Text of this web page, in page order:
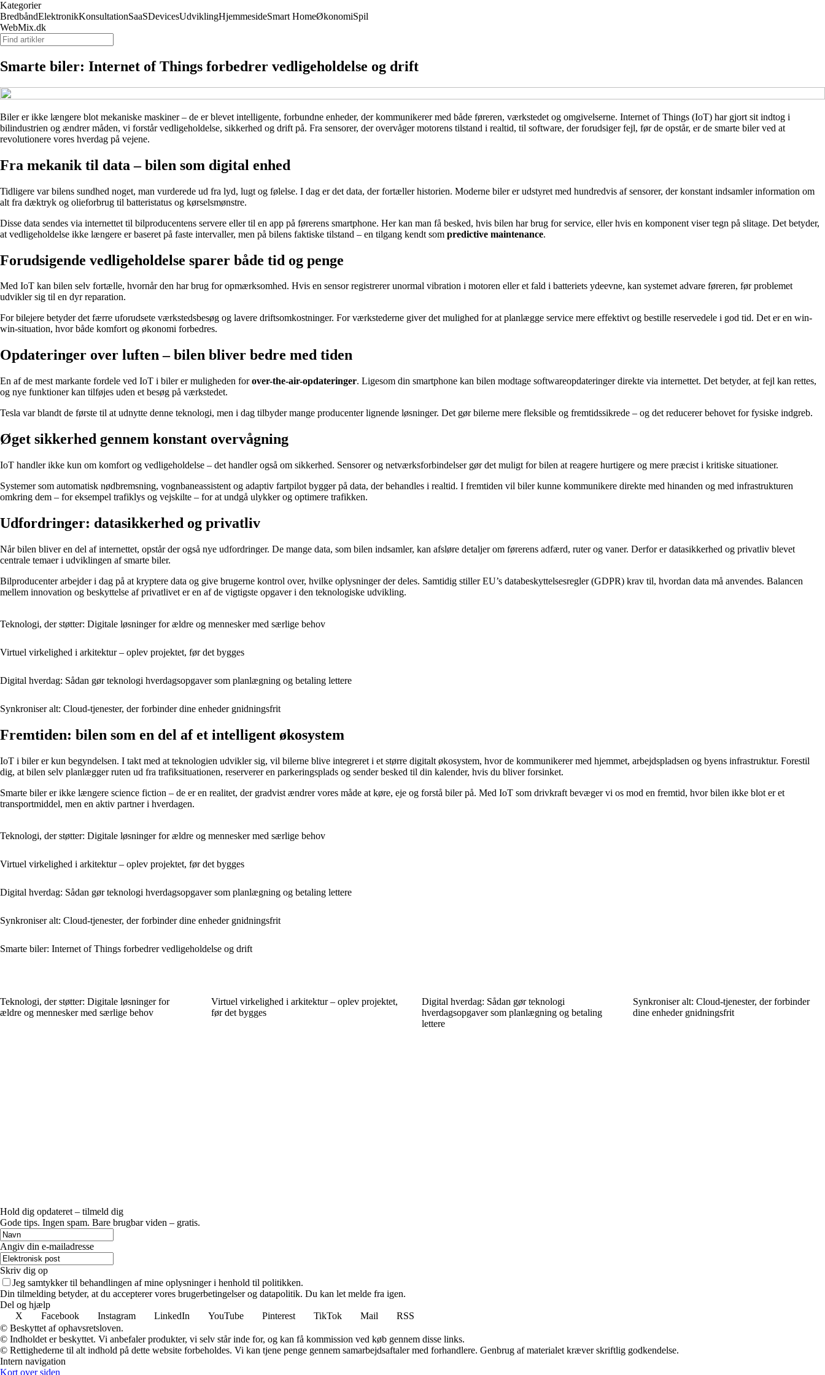
Kategorier
BredbåndElektronikKonsultationSaaSDevicesUdviklingHjemmesideSmart HomeØkonomiSpil
WebMix.dk
Smarte biler: Internet of Things forbedrer vedligeholdelse og drift
Biler er ikke længere blot mekaniske maskiner – de er blevet intelligente, forbundne enheder, der kommunikerer med både føreren, værkstedet og omgivelserne. Internet of Things (IoT) har gjort sit indtog i
bilindustrien og ændrer måden, vi forstår vedligeholdelse, sikkerhed og drift på. Fra sensorer, der overvåger motorens tilstand i realtid, til software, der forudsiger fejl, før de opstår, er de smarte biler ved at
revolutionere vores hverdag på vejene.
Fra mekanik til data – bilen som digital enhed
Tidligere var bilens sundhed noget, man vurderede ud fra lyd, lugt og følelse. I dag er det data, der fortæller historien. Moderne biler er udstyret med hundredvis af sensorer, der konstant indsamler information om
alt fra dæktryk og olieforbrug til batteristatus og kørselsmønstre.
Disse data sendes via internettet til bilproducentens servere eller til en app på førerens smartphone. Her kan man få besked, hvis bilen har brug for service, eller hvis en komponent viser tegn på slitage. Det betyder,
at vedligeholdelse ikke længere er baseret på faste intervaller, men på bilens faktiske tilstand – en tilgang kendt som predictive maintenance.
Forudsigende vedligeholdelse sparer både tid og penge
Med IoT kan bilen selv fortælle, hvornår den har brug for opmærksomhed. Hvis en sensor registrerer unormal vibration i motoren eller et fald i batteriets ydeevne, kan systemet advare føreren, før problemet
udvikler sig til en dyr reparation.
For bilejere betyder det færre uforudsete værkstedsbesøg og lavere driftsomkostninger. For værkstederne giver det mulighed for at planlægge service mere effektivt og bestille reservedele i god tid. Det er en win-
win-situation, hvor både komfort og økonomi forbedres.
Opdateringer over luften – bilen bliver bedre med tiden
En af de mest markante fordele ved IoT i biler er muligheden forover-the-air-opdateringer. Ligesom din smartphone kan bilen modtage softwareopdateringer direkte via internettet. Det betyder, at fejl kan rettes,
og nye funktioner kan tilføjes uden et besøg på værkstedet.
Tesla var blandt de første til at udnytte denne teknologi, men i dag tilbyder mange producenter lignende løsninger. Det gør bilerne mere fleksible og fremtidssikrede – og det reducerer behovet for fysiske indgreb.
Øget sikkerhed gennem konstant overvågning
IoT handler ikke kun om komfort og vedligeholdelse – det handler også om sikkerhed. Sensorer og netværksforbindelser gør det muligt for bilen at reagere hurtigere og mere præcist i kritiske situationer.
Systemer som automatisk nødbremsning, vognbaneassistent og adaptiv fartpilot bygger på data, der behandles i realtid. I fremtiden vil biler kunne kommunikere direkte med hinanden og med infrastrukturen
omkring dem – for eksempel trafiklys og vejskilte – for at undgå ulykker og optimere trafikken.
Udfordringer: datasikkerhed og privatliv
Når bilen bliver en del af internettet, opstår der også nye udfordringer. De mange data, som bilen indsamler, kan afsløre detaljer om førerens adfærd, ruter og vaner. Derfor er datasikkerhed og privatliv blevet
centrale temaer i udviklingen af smarte biler.
Bilproducenter arbejder i dag på at kryptere data og give brugerne kontrol over, hvilke oplysninger der deles. Samtidig stiller EU’s databeskyttelsesregler (GDPR) krav til, hvordan data må anvendes. Balancen
mellem innovation og beskyttelse af privatlivet er en af de vigtigste opgaver i den teknologiske udvikling.
Teknologi, der støtter: Digitale løsninger for ældre og mennesker med særlige behov
Virtuel virkelighed i arkitektur – oplev projektet, før det bygges
Digital hverdag: Sådan gør teknologi hverdagsopgaver som planlægning og betaling lettere
Synkroniser alt: Cloud-tjenester, der forbinder dine enheder gnidningsfrit
Fremtiden: bilen som en del af et intelligent økosystem
IoT i biler er kun begyndelsen. I takt med at teknologien udvikler sig, vil bilerne blive integreret i et større digitalt økosystem, hvor de kommunikerer med hjemmet, arbejdspladsen og byens infrastruktur. Forestil
dig, at bilen selv planlægger ruten ud fra trafiksituationen, reserverer en parkeringsplads og sender besked til din kalender, hvis du bliver forsinket.
Smarte biler er ikke længere science fiction – de er en realitet, der gradvist ændrer vores måde at køre, eje og forstå biler på. Med IoT som drivkraft bevæger vi os mod en fremtid, hvor bilen ikke blot er et
transportmiddel, men en aktiv partner i hverdagen.
Teknologi, der støtter: Digitale løsninger for ældre og mennesker med særlige behov
Virtuel virkelighed i arkitektur – oplev projektet, før det bygges
Digital hverdag: Sådan gør teknologi hverdagsopgaver som planlægning og betaling lettere
Synkroniser alt: Cloud-tjenester, der forbinder dine enheder gnidningsfrit
Smarte biler: Internet of Things forbedrer vedligeholdelse og drift
Teknologi, der støtter: Digitale løsninger for
ældre og mennesker med særlige behov
Virtuel virkelighed i arkitektur – oplev projektet,
før det bygges
Digital hverdag: Sådan gør teknologi
hverdagsopgaver som planlægning og betaling
lettere
Synkroniser alt: Cloud-tjenester, der forbinder
dine enheder gnidningsfrit
Hold dig opdateret – tilmeld dig
Gode tips. Ingen spam. Bare brugbar viden – gratis.
Angiv din e-mailadresse
Skriv dig op
Jeg samtykker til behandlingen af mine oplysninger i henhold til politikken.
Din tilmelding betyder, at du accepterer vores brugerbetingelser og datapolitik. Du kan let melde fra igen.
Del og hjælp
X
Facebook Instagram LinkedIn YouTube Pinterest TikTok Mail
RSS
© Beskyttet af ophavsretsloven.
© Indholdet er beskyttet. Vi anbefaler produkter, vi selv står inde for, og kan få kommission ved køb gennem disse links.
© Rettighederne til alt indhold på dette website forbeholdes. Vi kan tjene penge gennem samarbejdsaftaler med forhandlere. Genbrug af materialet kræver skriftlig godkendelse.
Intern navigation
Kort over siden